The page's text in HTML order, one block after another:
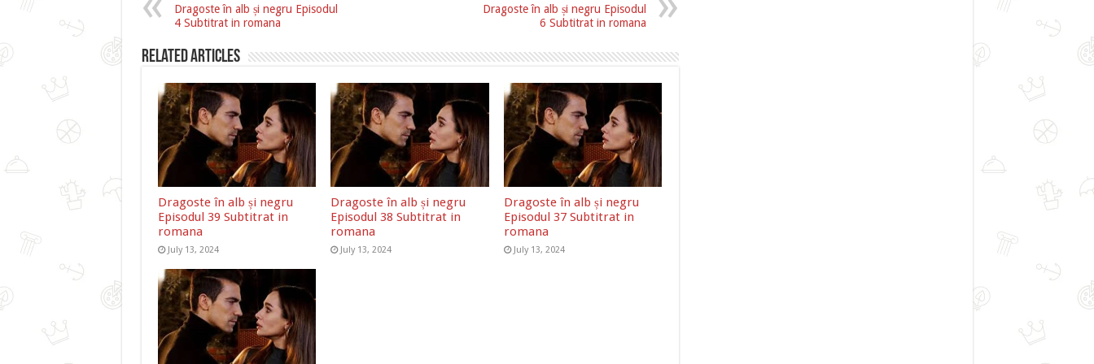
Dragoste în alb și negru Episodul
4 Subtitrat in romana
Dragoste în alb și negru Episodul
6 Subtitrat in romana
Related Articles
Dragoste în alb și negru
Episodul 39 Subtitrat in
romana
July 13, 2024
Dragoste în alb și negru
Episodul 38 Subtitrat in
romana
July 13, 2024
Dragoste în alb și negru
Episodul 37 Subtitrat in
romana
July 13, 2024